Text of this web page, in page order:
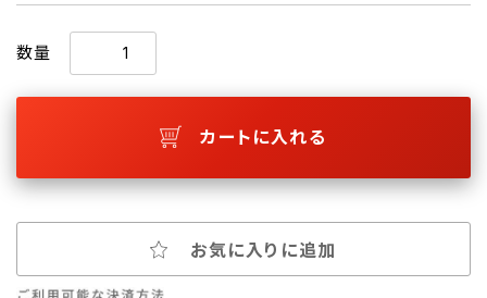
数量
カートに入れる
お気に入りに追加